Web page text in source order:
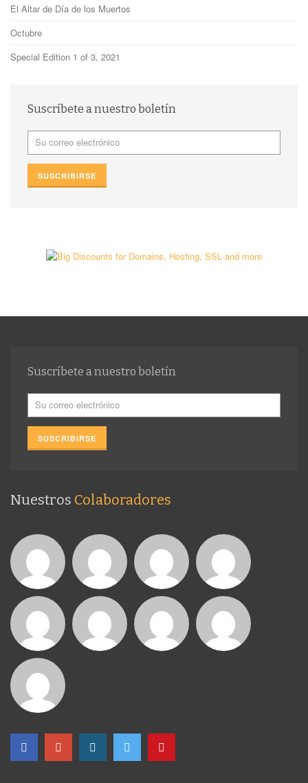
El Altar de Día de los Muertos
Octubre
Special Edition 1 of 3, 2021
Suscríbete a nuestro boletín
Suscríbete a nuestro boletín
Nuestros Colaboradores